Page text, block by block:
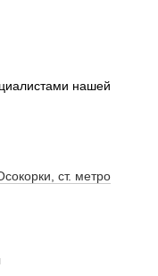
нашей
ст. метро